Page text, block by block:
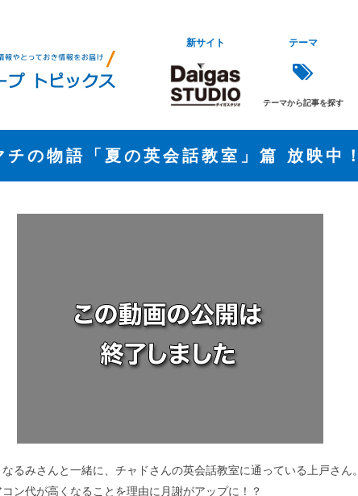
新サイト テーマ
テーマから記事を探す
チの物語「夏の英会話教室」篇 放映中！
るみさんと一緒に、チャドさんの英会話教室に通っている上戸さん。
ン代が高くなることを理由に月謝がアップに！？